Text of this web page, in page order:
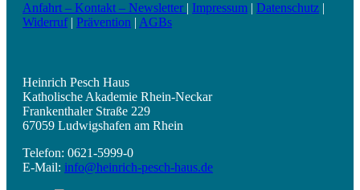
Anfahrt – Kontakt – Newsletter | Impressum | Datenschutz |
Widerruf| Prävention | AGBs
Heinrich Pesch Haus
Katholische Akademie Rhein-Neckar
Frankenthaler Straße 229
67059 Ludwigshafen am Rhein
Telefon: 0621-5999-0
E-Mail: info@heinrich-pesch-haus.de